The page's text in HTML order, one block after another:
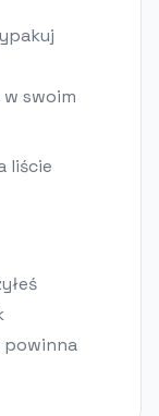
swoim
liście
powinna